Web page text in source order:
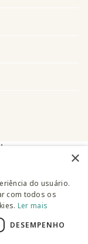
×
do usuário.
com todos os
Ler mais
DESEMPENHO